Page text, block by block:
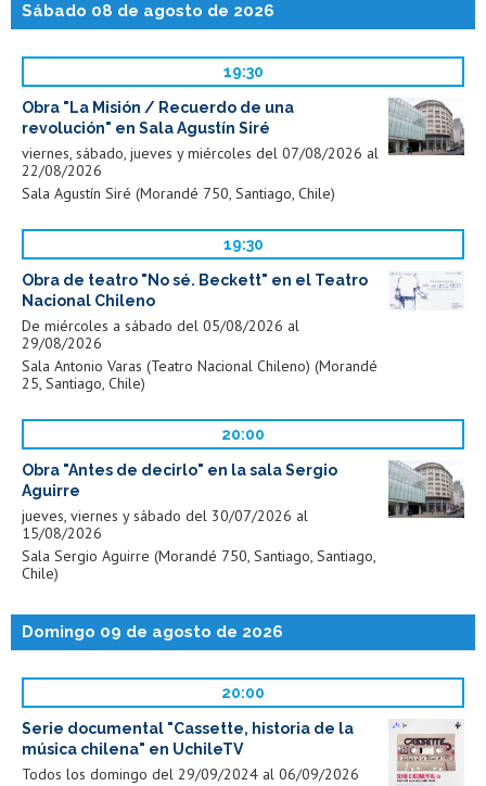
Sábado 08 de agosto de 2026
19:30
Obra "La Misión / Recuerdo de una
revolución" en Sala Agustín Siré
viernes, sábado, jueves y miércoles del 07/08/2026 al
22/08/2026
Sala Agustín Siré (Morandé 750, Santiago, Chile)
19:30
Obra de teatro "No sé. Beckett" en el Teatro
Nacional Chileno
De miércoles a sábado del 05/08/2026 al
29/08/2026
Sala Antonio Varas (Teatro Nacional Chileno) (Morandé
25, Santiago, Chile)
20:00
Obra "Antes de decirlo" en la sala Sergio
Aguirre
jueves, viernes y sábado del 30/07/2026 al
15/08/2026
Sala Sergio Aguirre (Morandé 750, Santiago, Santiago,
Chile)
Domingo 09 de agosto de 2026
20:00
Serie documental "Cassette, historia de la
música chilena" en UchileTV
Todos los domingo del 29/09/2024 al 06/09/2026